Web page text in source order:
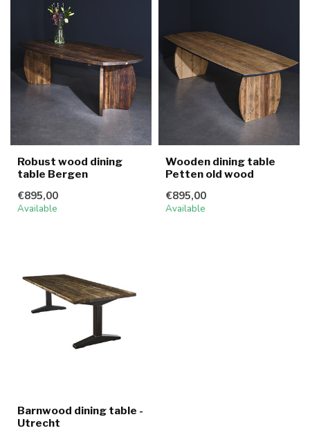
Robust wood dining
table Bergen
€895,00
Available
Wooden dining table
Petten old wood
€895,00
Available
Barnwood dining table -
Utrecht